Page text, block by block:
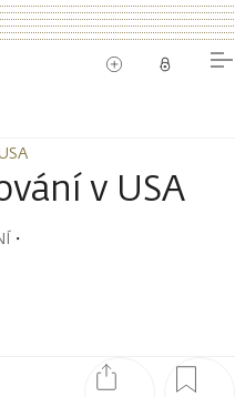
v USA
・